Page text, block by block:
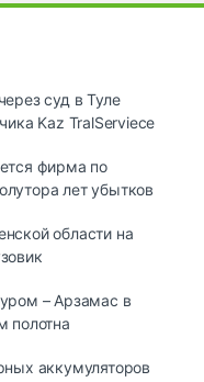
суд в Туле
Kaz TralServiece
фирма по
лет убытков
области на
– Арзамас в
полотна
аккумуляторов